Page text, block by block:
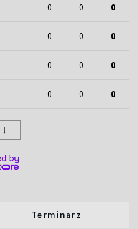
0 0 0
0 0 0
0 0 0
0 0 0
Terminarz